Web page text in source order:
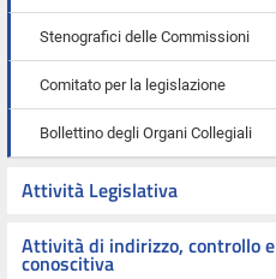
Stenografici delle Commissioni
Comitato per la legislazione
Bollettino degli Organi Collegiali
Attività Legislativa
Attività di indirizzo, controllo e
conoscitiva